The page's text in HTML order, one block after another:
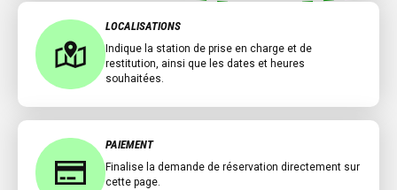
LOCALISATIONS
Indique la station de prise en charge et de
restitution, ainsi que les dates et heures
souhaitées.
PAIEMENT
Finalise la demande de réservation directement sur
cette page.